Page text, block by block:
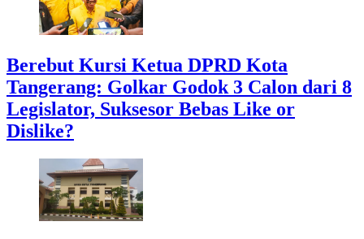
Berebut Kursi Ketua DPRD Kota
Tangerang: Golkar Godok 3 Calon dari 8
Legislator, Suksesor Bebas Like or
Dislike?